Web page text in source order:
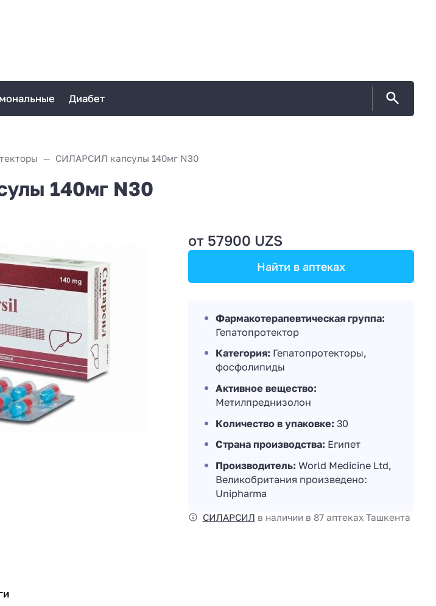
Диабет
СИЛАРСИЛ капсулы 140мг N30
140мг N30
от 57900 UZS
Найти в аптеках
Фармакотерапевтическая группа:
Гепатопротектор
Категория: Гепатопротекторы,
фосфолипиды
Активное вещество:
Метилпреднизолон
Количество в упаковке: 30
Страна производства: Египет
Производитель: World Medicine Ltd,
Великобритания произведено:
Unipharma
СИЛАРСИЛ в наличии в 87 аптеках Ташкента